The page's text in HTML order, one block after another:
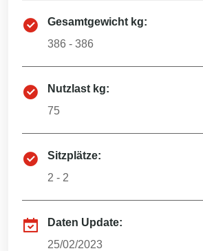
Gesamtgewicht kg:
386 - 386
Nutzlast kg:
75
Sitzplätze:
2 - 2
Daten Update:
25/02/2023